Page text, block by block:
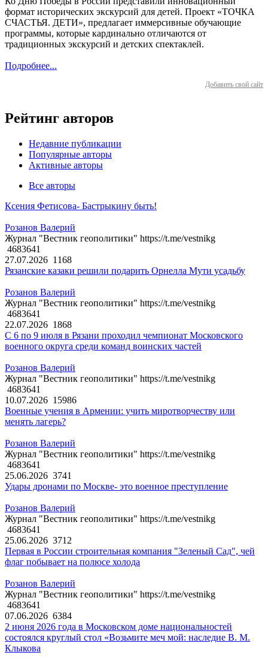
формат исторических экскурсий для детей. Проект «ТОЧКА
СЧАСТЬЯ. ДЕТИ», предлагает иммерсивные обучающие
программы, которые кардинально отличаются от
традиционных экскурсий и детских спектаклей.
Подробнее...
Добавить свой сайт
Рейтинг авторов
Недавние публикации
Популярные авторы
Активные авторы
Все авторы
Ксения Фетисова- Бастрыкину быть!
Розанов Валерий
Журнал "Вестник геополитики" https://t.me/vestnikg
4683641
27.07.2026 1168
Рязанские казаки решили подарить Орнелла Мути усадьбу
Розанов Валерий
Журнал "Вестник геополитики" https://t.me/vestnikg
4683641
22.07.2026 1868
С 6 по 9 июля в Рязани проходил чемпионат Московского
военного округа среди команд воинских частей
Розанов Валерий
Журнал "Вестник геополитики" https://t.me/vestnikg
4683641
10.07.2026 15986
Военные учения в Армении: учить миротворчеству или
менять лагерь?
Розанов Валерий
Журнал "Вестник геополитики" https://t.me/vestnikg
4683641
25.06.2026 3741
Удары дронами по Москве- это военное преступление
Розанов Валерий
Журнал "Вестник геополитики" https://t.me/vestnikg
4683641
25.06.2026 3712
Первая в России строительная компания "Зеленый Сад", чей
флаг побывает на полюсе холода
Розанов Валерий
Журнал "Вестник геополитики" https://t.me/vestnikg
4683641
07.06.2026 6384
2 июня 2026 года в Московском доме национальностей
состоялся круглый стол «Возьмите меч мой: наследие В. М.
Клыкова